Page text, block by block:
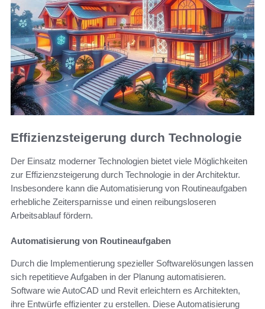
Effizienzsteigerung durch Technologie
Der Einsatz moderner Technologien bietet viele Möglichkeiten
zur Effizienzsteigerung durch Technologie in der Architektur.
Insbesondere kann die Automatisierung von Routineaufgaben
erhebliche Zeitersparnisse und einen reibungsloseren
Arbeitsablauf fördern.
Automatisierung von Routineaufgaben
Durch die Implementierung spezieller Softwarelösungen lassen
sich repetitieve Aufgaben in der Planung automatisieren.
Software wie AutoCAD und Revit erleichtern es Architekten,
ihre Entwürfe effizienter zu erstellen. Diese Automatisierung